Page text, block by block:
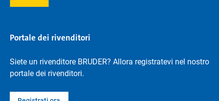
Portale dei rivenditori
Siete un rivenditore BRUDER? Allora registratevi nel nostro
portale dei rivenditori.